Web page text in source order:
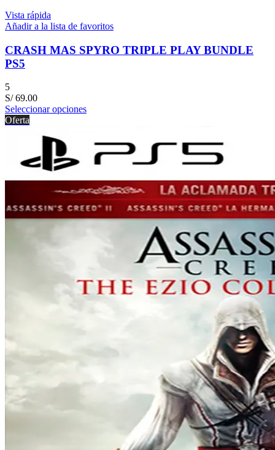
Vista rápida
Añadir a la lista de favoritos
CRASH MAS SPYRO TRIPLE PLAY BUNDLE
PS5
5
S/69.00
Seleccionar opciones
Oferta